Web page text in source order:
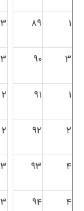
۱ ۸۹ ۳
۳ ۹۰ ۳
۱ ۹۱ ۲
۲ ۹۲ ۲
۴ ۹۳ ۳
۴ ۹۴ ۳